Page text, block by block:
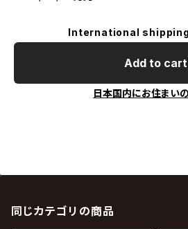
International
Add to cart
日本国内にお住まい
同じカテゴリの商品